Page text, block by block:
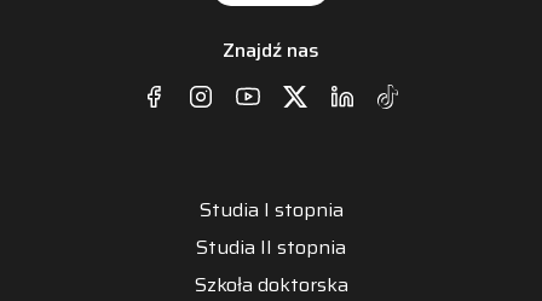
Znajdź nas
Studia I stopnia
Studia II stopnia
Szkoła doktorska